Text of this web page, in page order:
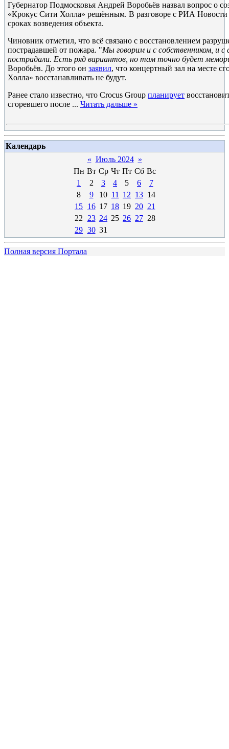
Губернатор Подмосковья Андрей Воробьёв назвал вопрос о
«Крокус Сити Холла» решённым. В разговоре с РИА Новости
сроках возведения объекта.
Чиновник отметил, что всё связано с восстановлением
пострадавшей от пожара. "Мы говорим и с собственником, и с
пострадали. Есть ряд вариантов, но там точно будет
Воробьёв. До этого он заявил, что концертный зал на месте
Холла» восстанавливать не будут.
Ранее стало известно, что Crocus Group планирует
сгоревшего после ... Читать дальше »
Календарь
« Июль 2024 »
Пн Вт Ср Чт Пт Сб Вс
1
2 3 4 5 6
7
8
9 10 11 12 13 14
15 16 17 18 19 20 21
22
23 24 25 26 27 28
29 30 31
Полная версия Портала